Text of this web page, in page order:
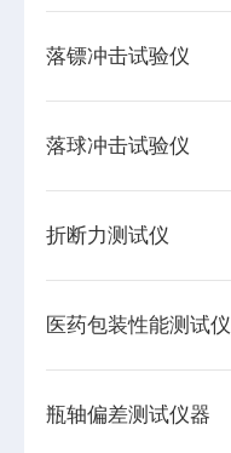
落镖冲击试验仪
落球冲击试验仪
折断力测试仪
医药包装性能测试仪
瓶轴偏差测试仪器